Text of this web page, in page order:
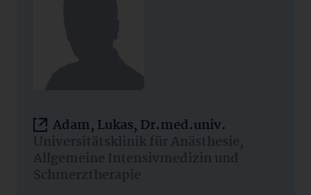
Adam, Lukas, Dr.med.univ.
Universitätsklinik für Anästhesie,
Allgemeine Intensivmedizin und
Schmerztherapie